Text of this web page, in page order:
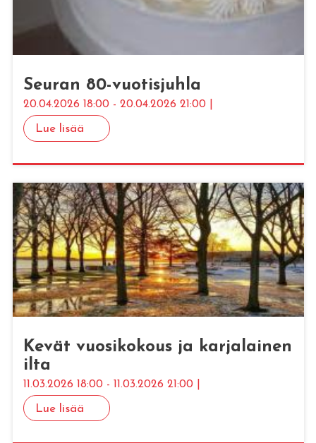
Seu­ran 80-vuo­tis­juh­la
20.04.2026 18:00 - 20.04.2026 21:00 |
Lue lisää
Kevät vuo­si­ko­kous ja kar­ja­lai­nen
ilta
11.03.2026 18:00 - 11.03.2026 21:00 |
Lue lisää